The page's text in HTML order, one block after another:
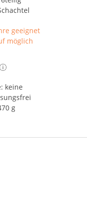
geeignet
möglich
keine
g